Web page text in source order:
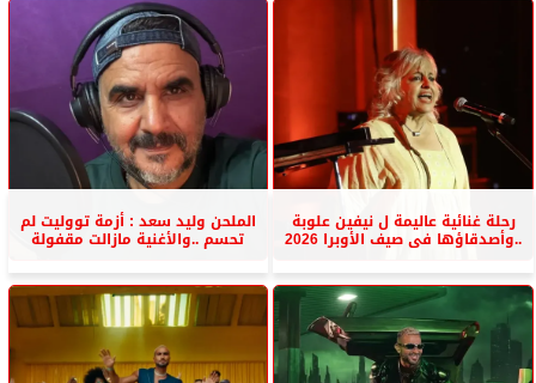
رحلة غنائية عاليمة ل نيفين علوبة
..وأصدقاؤها فى صيف الأوبرا 2026
الملحن وليد سعد : أزمة تووليت لم
تحسم ..والأغنية مازالت مقفولة